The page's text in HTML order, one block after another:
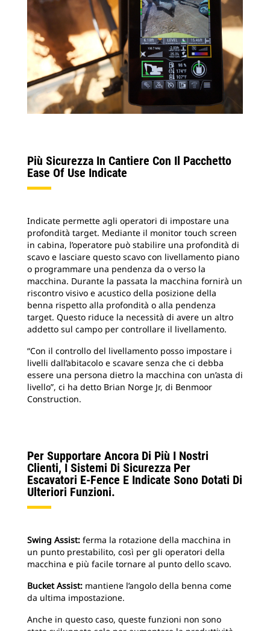
Più Sicurezza In Cantiere Con Il Pacchetto
Ease Of Use Indicate
Indicate permette agli operatori di impostare una
profondità target. Mediante il monitor touch screen
in cabina, l’operatore può stabilire una profondità di
scavo e lasciare questo scavo con livellamento piano
o programmare una pendenza da o verso la
macchina. Durante la passata la macchina fornirà un
riscontro visivo e acustico della posizione della
benna rispetto alla profondità o alla pendenza
target. Questo riduce la necessità di avere un altro
addetto sul campo per controllare il livellamento.
“Con il controllo del livellamento posso impostare i
livelli dall’abitacolo e scavare senza che ci debba
essere una persona dietro la macchina con un’asta di
livello”, ci ha detto Brian Norge Jr, di Benmoor
Construction.
Per Supportare Ancora Di Più I Nostri
Clienti, I Sistemi Di Sicurezza Per
Escavatori E-Fence E Indicate Sono Dotati Di
Ulteriori Funzioni.
Swing Assist: ferma la rotazione della macchina in
un punto prestabilito, così per gli operatori della
macchina e più facile tornare al punto dello scavo.
Bucket Assist: mantiene l’angolo della benna come
da ultima impostazione.
Anche in questo caso, queste funzioni non sono